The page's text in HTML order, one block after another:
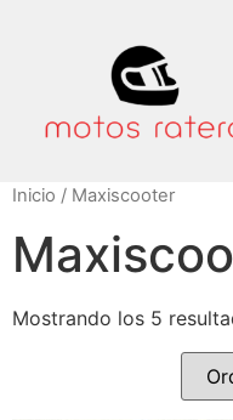
Inicio / Maxiscooter
Mostrando los 5